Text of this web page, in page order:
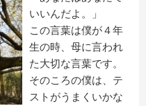
いいんだよ。」
この言葉は僕が４年
生の時、母に言われ
た大切な言葉です。
そのころの僕は、テ
ストがうまくいかな